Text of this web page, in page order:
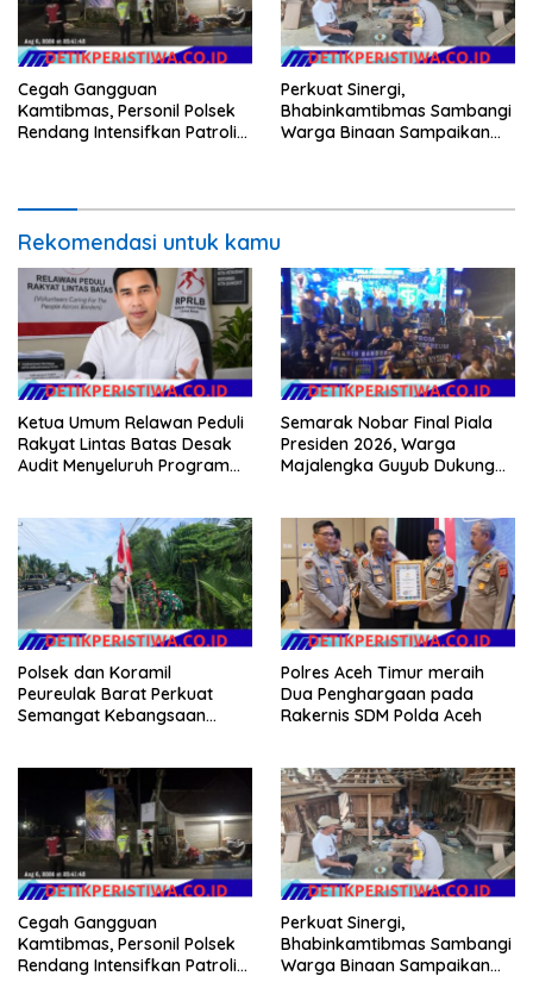
Cegah Gangguan
Kamtibmas, Personil Polsek
Rendang Intensifkan Patroli
Perkuat Sinergi,
Bhabinkamtibmas Sambangi
Warga Binaan Sampaikan
Rekomendasi untuk kamu
Ketua Umum Relawan Peduli
Rakyat Lintas Batas Desak
Audit Menyeluruh Program
Kinerja Dinas Pertanian
Semarak Nobar Final Piala
Presiden 2026, Warga
Majalengka Guyub Dukung
Polsek dan Koramil
Peureulak Barat Perkuat
Semangat Kebangsaan
Polres Aceh Timur meraih
Dua Penghargaan pada
Rakernis SDM Polda Aceh
Cegah Gangguan
Kamtibmas, Personil Polsek
Rendang Intensifkan Patroli
Perkuat Sinergi,
Bhabinkamtibmas Sambangi
Warga Binaan Sampaikan